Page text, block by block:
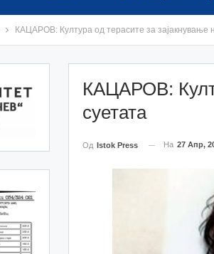
КАЦАРОВ: Култура од терасите за зајакнување
КАЦАРОВ:
суетата
Од Istok Press На 27 Апр,